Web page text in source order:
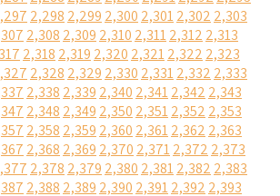
2,298 2,299 2,300 2,3012,302 2,303
2,308 2,309 2,310 2,3112,312 2,313
2,318 2,319 2,320 2,3212,322 2,323
2,328 2,329 2,330 2,3312,332 2,333
2,338 2,339 2,340 2,3412,342 2,343
2,348 2,349 2,350 2,3512,352 2,353
2,358 2,359 2,360 2,3612,362 2,363
2,368 2,369 2,370 2,3712,372 2,373
2,378 2,379 2,380 2,3812,382 2,383
2,388 2,389 2,390 2,3912,392 2,393